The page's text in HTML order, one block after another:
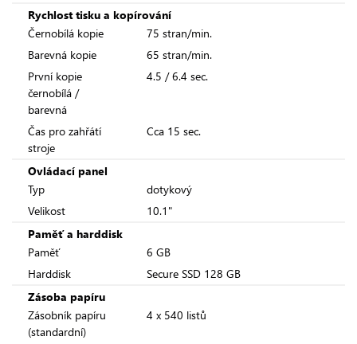
Rychlost tisku a kopírování
Černobílá kopie
75 stran/min.
Barevná kopie
65 stran/min.
První kopie
černobílá /
barevná
4.5 / 6.4 sec.
Čas pro zahřátí
stroje
Cca 15 sec.
Ovládací panel
Typ
dotykový
Velikost
10.1"
Paměť a harddisk
Paměť
6 GB
Harddisk
Secure SSD 128 GB
Zásoba papíru
Zásobník papíru
(standardní)
4 x 540 listů